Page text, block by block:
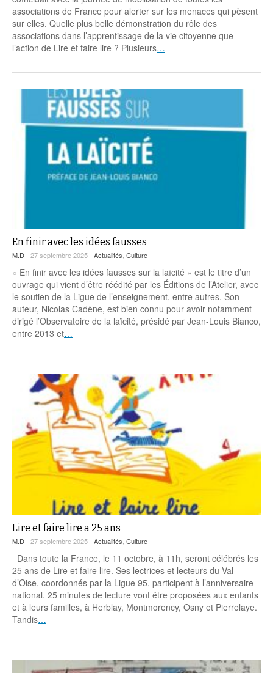
Malle pédagogique « Parcours d’exils
d’hier et d’aujourd’hui »
Espace bénévoles
Story play’r
La ligue 95 et Recyclivre
Lutte contre l’illettrisme
Education aux médias
Les veilleurs de l’info
Education verte
Formation Eco-délégué.es
… Formations BAFD
Pour s’inscrire
Actualités loisirs
associations de France pour alerter sur les menaces qui pèsent
sur elles. Quelle plus belle démonstration du rôle des
associations dans l’apprentissage de la vie citoyenne que
l’action de Lire et faire lire ? Plusieurs…
En finir avec les idées fausses
M.D- 27 septembre 2025 - Actualités Culture
« En finir avec les idées fausses sur la laïcité » est le titre d’un
ouvrage qui vient d’être réédité par les Éditions de l’Atelier, avec
le soutien de la Ligue de l’enseignement, entre autres. Son
auteur, Nicolas Cadène, est bien connu pour avoir notamment
dirigé l’Observatoire de la laïcité, présidé par Jean-Louis Bianco,
entre 2013 et…
Lire et faire lire a 25 ans
M.D- 27 septembre 2025 - Actualités Culture
Dans toute la France, le 11 octobre, à 11h, seront célébrés les
25 ans de Lire et faire lire. Ses lectrices et lecteurs du Val-
d’Oise, coordonnés par la Ligue 95, participent à l’anniversaire
national. 25 minutes de lecture vont être proposées aux enfants
et à leurs familles, à Herblay, Montmorency, Osny et Pierrelaye.
Tandis…